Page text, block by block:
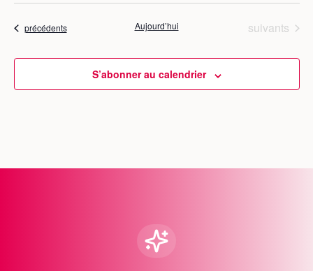
Évènements
précédents Aujourd’hui Évènements
suivants
S’abonner au calendrier